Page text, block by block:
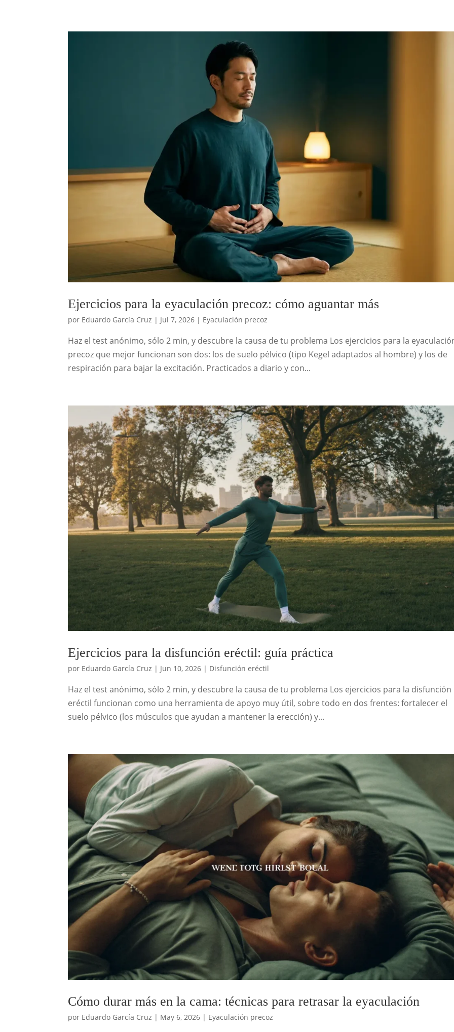
Ejercicios para la eyaculación precoz: cómo aguantar más
por Eduardo García Cruz | Jul 7, 2026 | Eyaculación precoz
Haz el test anónimo, sólo 2 min, y descubre la causa de tu problema Los ejercicios para la
precoz que mejor funcionan son dos: los de suelo pélvico (tipo Kegel adaptados al hombre) y los de
respiración para bajar la excitación. Practicados a diario y con...
Ejercicios para la disfunción eréctil: guía práctica
por Eduardo García Cruz | Jun 10, 2026 | Disfunción eréctil
Haz el test anónimo, sólo 2 min, y descubre la causa de tu problema Los ejercicios para la disfunción
eréctil funcionan como una herramienta de apoyo muy útil, sobre todo en dos frentes: fortalecer el
suelo pélvico (los músculos que ayudan a mantener la erección) y...
Cómo durar más en la cama: técnicas para retrasar la eyaculación
por Eduardo García Cruz | May 6, 2026 | Eyaculación precoz